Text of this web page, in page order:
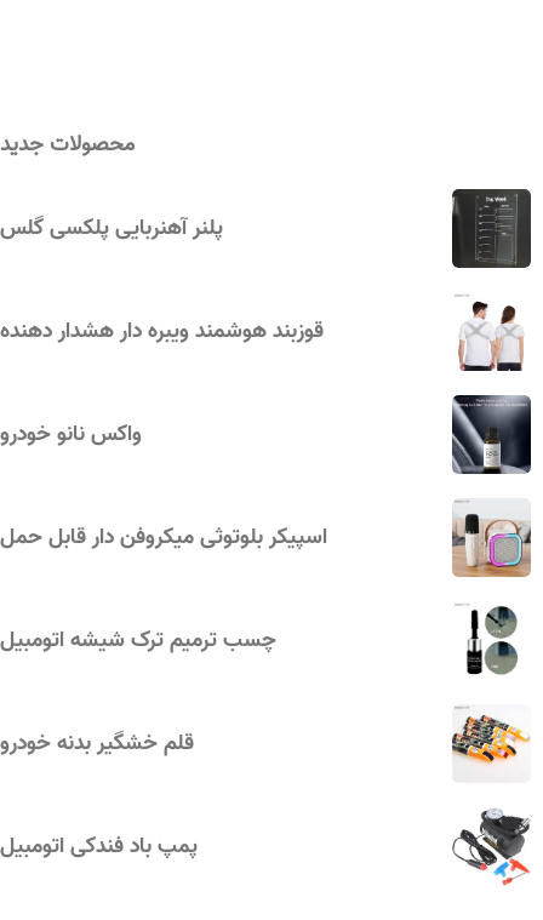
محصولات جدید
پلنر آهنربایی پلکسی گلس
قوزبند هوشمند ویبره‌ دار هشدار دهنده
واکس نانو خودرو
اسپیکر بلوتوثی میکروفن دار قابل حمل
چسب ترمیم ترک شیشه اتومبیل
قلم خشگیر بدنه خودرو
پمپ باد فندکی اتومبیل